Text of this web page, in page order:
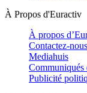
À Propos d'Euractiv
À propos
Contactez-nous
Mediahuis
Communiqués
Publicité